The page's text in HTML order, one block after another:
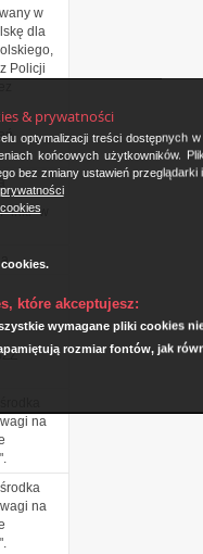
& prywatności
optymalizacji treści dostępnych
końcowych użytkowników.
bez zmiany ustawień
które akceptujesz:
wymagane pliki cookies
rozmiar fontów, jak
w
dla
Policji
w
na
na